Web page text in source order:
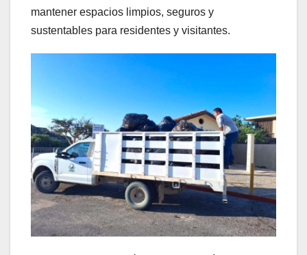
mantener espacios limpios, seguros y
sustentables para residentes y visitantes.